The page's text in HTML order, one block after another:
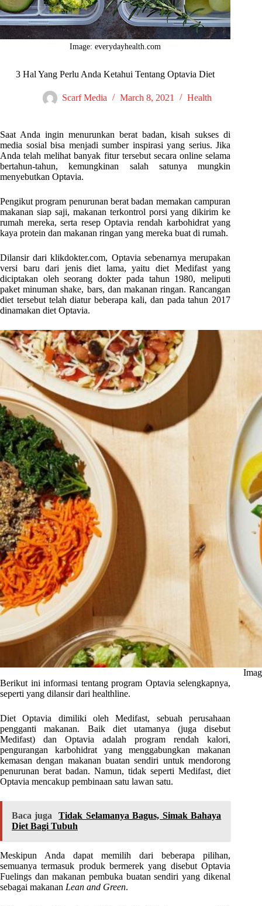
Image: everydayhealth.com
3 Hal Yang Perlu Anda Ketahui Tentang Optavia Diet
Scarf Media March 8, 2021 Health
Saat Anda ingin menurunkan berat badan, kisah sukses di
media sosial bisa menjadi sumber inspirasi yang serius. Jika
Anda telah melihat banyak fitur tersebut secara online selama
bertahun-tahun, kemungkinan salah satunya mungkin
menyebutkan Optavia.
Pengikut program penurunan berat badan memakan campuran
makanan siap saji, makanan terkontrol porsi yang dikirim ke
rumah mereka, serta resep Optavia rendah karbohidrat yang
kaya protein dan makanan ringan yang mereka buat di rumah.
Dilansir dari klikdokter.com, Optavia sebenarnya merupakan
versi baru dari jenis diet lama, yaitu diet Medifast yang
diciptakan oleh seorang dokter pada tahun 1980, meliputi
paket minuman shake, bars, dan makanan ringan. Rancangan
diet tersebut telah diatur beberapa kali, dan pada tahun 2017
dinamakan diet Optavia.
Berikut ini informasi tentang program Optavia selengkapnya,
seperti yang dilansir dari healthline.
Diet Optavia dimiliki oleh Medifast, sebuah perusahaan
pengganti makanan. Baik diet utamanya (juga disebut
Medifast) dan Optavia adalah program rendah kalori,
pengurangan karbohidrat yang menggabungkan makanan
kemasan dengan makanan buatan sendiri untuk mendorong
penurunan berat badan. Namun, tidak seperti Medifast, diet
Optavia mencakup pembinaan satu lawan satu.
Baca juga
Tidak Selamanya Bagus, Simak Bahaya
Diet Bagi Tubuh
Meskipun Anda dapat memilih dari beberapa pilihan,
semuanya termasuk produk bermerek yang disebut Optavia
Fuelings dan makanan pembuka buatan sendiri yang dikenal
sebagai makanan Lean and Green.